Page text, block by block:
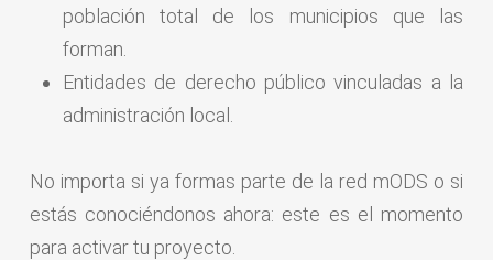
población total de los municipios que las
forman.
Entidades de derecho público vinculadas a la
administración local.
No importa si ya formas parte de la red mODS o si
estás conociéndonos ahora: este es el momento
para activar tu proyecto.